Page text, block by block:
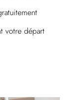
votre départ